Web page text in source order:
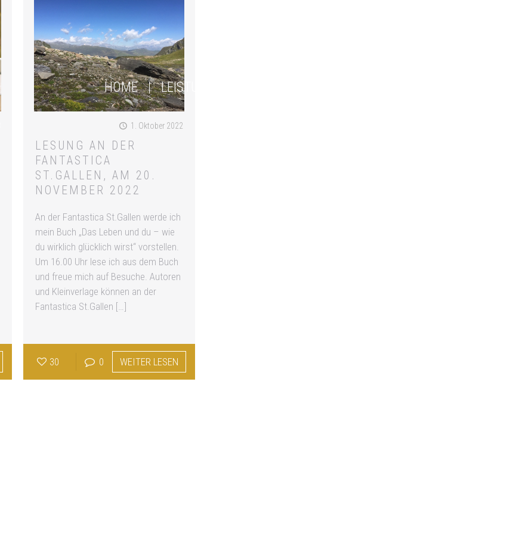
HOME LEISTUNGEN
1. Oktober 2022
LESUNG AN DER
FANTASTICA
ST.GALLEN, AM 20.
NOVEMBER 2022
An der Fantastica St.Gallen werde ich
mein Buch „Das Leben und du – wie
du wirklich glücklich wirst“ vorstellen.
Um 16.00 Uhr lese ich aus dem Buch
und freue mich auf Besuche. Autoren
und Kleinverlage können an der
Fantastica St.Gallen […]
30 0 WEITER LESEN